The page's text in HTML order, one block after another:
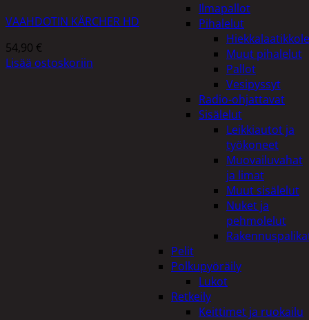
Ilmapallot
Pihalelut
Muut pihalelut
Pallot
Vesipyssyt
Radio-ohjattavat
Sisälelut
Leikkiautot ja
työkoneet
Muovailuvahat
ja limat
Muut sisälelut
Nuket ja
pehmolelut
Pelit
Polkupyöräily
Lukot
Retkeily
Keittimet ja ruokailu
VAAHDOTIN KÄRCHER HD
54,90 €
Lisää ostoskoriin